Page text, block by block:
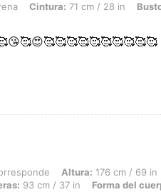
Cintura: 71 cm / 28 in
Altura: 176 cm / 69 in, Peso: 70
Altura: 176 cm / 69 in
93 cm / 37 in Forma del